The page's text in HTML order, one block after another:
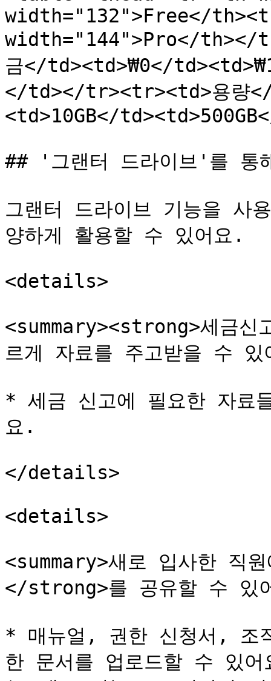
width="132">Free</
width="144">Pro</th></
금</td><td>₩0</
</td></tr><tr><td>용량</
<td>10GB</
## '그랜터 드라이브'를 통
그랜터 드라이브 기능을 사
양하게 활용할 수 있어요.
<details>
<summary><strong>세금
르게 자료를 주고받을 수 있
* 세금 신고에 필요한 자료
요.
</details>
<details>
<summary>새로 입사한 직
</strong>를 공유할 수 있
* 매뉴얼, 권한 신청서, 조
한 문서를 업로드할 수 있